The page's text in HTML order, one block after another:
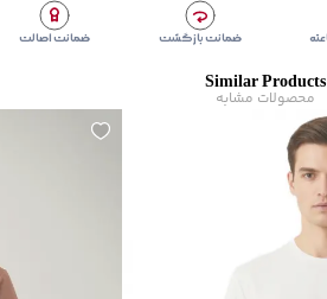
ضمانت بازگشت ضمانت اصالت
Similar Products
محصولات مشابه